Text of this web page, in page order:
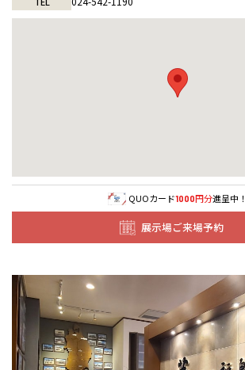
QUOカード1000円分進呈中！
展示場ご来場予約